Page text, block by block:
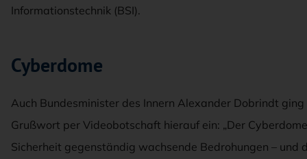
Informationstechnik (BSI).
Cyberdome
Auch Bundesminister des Innern Alexander Dobrindt ging
Grußwort per Videobotschaft hierauf ein: „Der
Sicherheit gegenständig wachsende Bedrohungen – und